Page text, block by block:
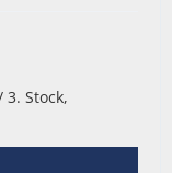
Stock,